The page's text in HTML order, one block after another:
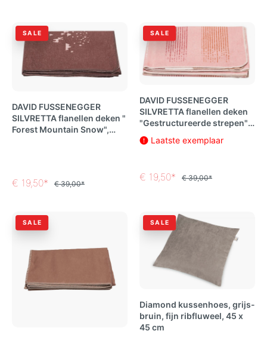
SALE
DAVID FUSSENEGGER
SILVRETTA flanellen deken "
Forest Mountain Snow",
€ 19,50* € 39,00*
SALE
DAVID FUSSENEGGER
SILVRETTA flanellen deken
"Gestructureerde strepen"
rouge 140 x 200 cm
Laatste exemplaar
€ 19,50* € 39,00*
SALE SALE
Diamond kussenhoes, grijs-
bruin, fijn ribfluweel, 45 x
45 cm